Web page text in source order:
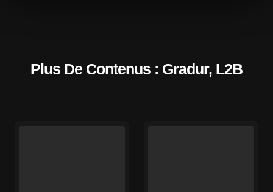
Plus De Contenus : Gradur, L2B